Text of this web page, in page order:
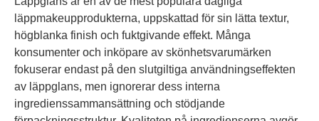
läppmakeupprodukterna, uppskattad för sin lätta textur,
högblanka finish och fuktgivande effekt. Många
konsumenter och inköpare av skönhetsvarumärken
fokuserar endast på den slutgiltiga användningseffekten
av läppglans, men ignorerar dess interna
ingredienssammansättning och stödjande